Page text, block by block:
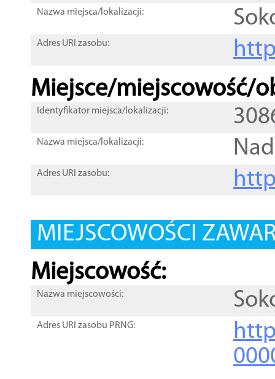
Nazwa miejsca/lokalizacji:
Adres URI zasobu:
Miejsce/miejscowość/
Identyfikator miejsca/lokalizacji:
Nazwa miejsca/lokalizacji:
Adres URI zasobu:
MIEJSCOWOŚCI
Miejscowość:
Nazwa miejscowości:
Adres URI zasobu PRNG: